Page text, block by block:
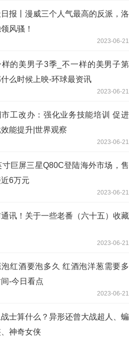
报丨漫威三个人气最高的反派，洛
风骚！
2023-06-21
样的美男子3季_不一样的美男子第
么时候上映-环球最资讯
2023-06-21
市工改办：强化业务技能培训 促进
能提升|世界观察
2023-06-21
寸巨屏三星Q80C登陆海外市场，售
6万元
2023-06-21
讯！关于一些老番（六十五）收藏
2023-06-21
红酒要泡多久 红酒泡洋葱需要多
-今日看点
2023-06-21
士算什么？异形还曾大战超人、蝙
神奇女侠